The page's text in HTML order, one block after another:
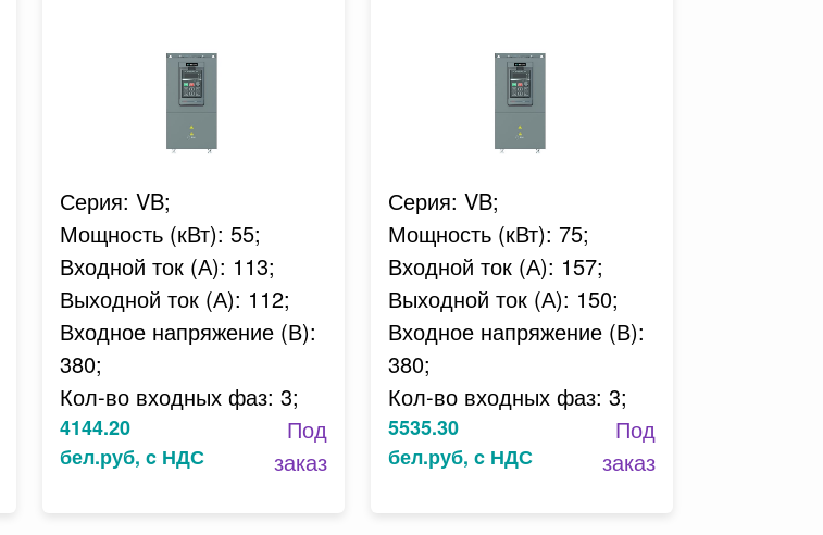
Серия: VB;
Мощность (кВт): 55;
Входной ток (А): 113;
Выходной ток (А): 112;
Входное напряжение (В):
380;
Кол-во входных фаз: 3;
4144.20
бел.руб, c НДС
Под
заказ
Серия: VB;
Мощность (кВт): 75;
Входной ток (А): 157;
Выходной ток (А): 150;
Входное напряжение (В):
380;
Кол-во входных фаз: 3;
5535.30
бел.руб, c НДС
Под
заказ